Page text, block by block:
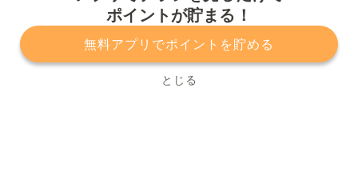
ポイントが貯まる！
無料アプリでポイントを貯める
とじる
プライバシーポリシー 利用規約
運営会社
サービスに関してのお問い合わせ